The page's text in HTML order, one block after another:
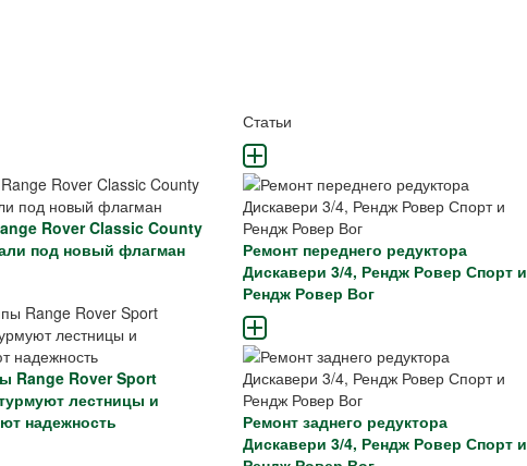
Rover Classic County
под новый флагман
Range Rover Sport
лестницы и
надежность
Статьи
Ремонт переднего редуктора
Дискавери 3/4, Рендж Ровер Спорт и
Рендж Ровер Вог
Ремонт заднего редуктора
Дискавери 3/4, Рендж Ровер Спорт и